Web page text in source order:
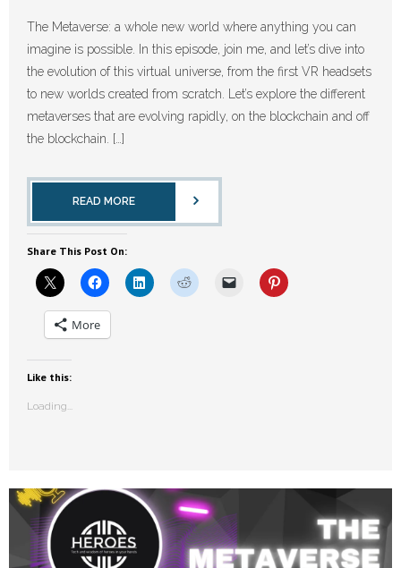
The Metaverse: a whole new world where anything you can
imagine is possible. In this episode, join me, and let’s dive into
the evolution of this virtual universe, from the first VR headsets
to new worlds created from scratch. Let’s explore the different
metaverses that are evolving rapidly, on the blockchain and off
the blockchain. […]
READ MORE
Share This Post On:
More
Like this:
Loading...